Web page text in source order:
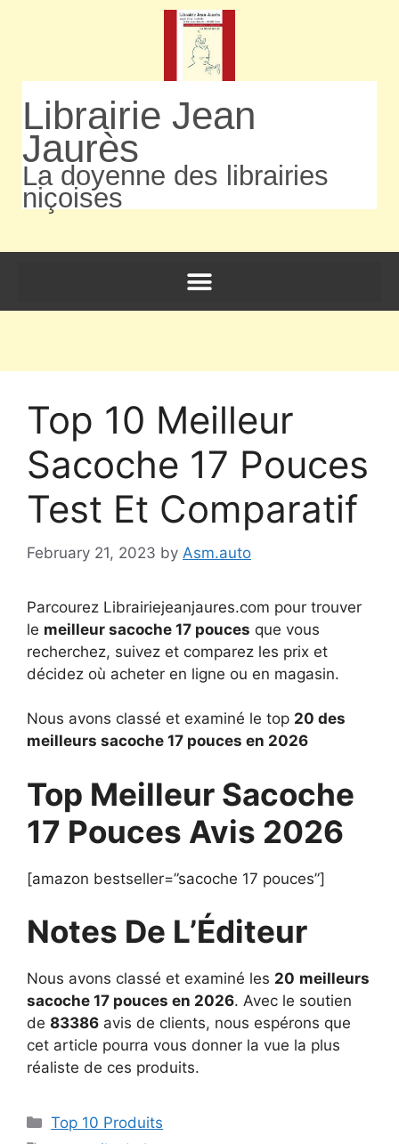
Librairie Jean
Jaurès
La doyenne des librairies
niçoises
Top 10 Meilleur
Sacoche 17 Pouces
Test Et Comparatif
February 21, 2023 by Asm.auto
Parcourez Librairiejeanjaures.com pour trouver
le meilleur sacoche 17 pouces que vous
recherchez, suivez et comparez les prix et
décidez où acheter en ligne ou en magasin.
Nous avons classé et examiné le top 20 des
meilleurs sacoche 17 pouces en 2026
Top Meilleur Sacoche
17 Pouces Avis 2026
[amazon bestseller=”sacoche 17 pouces”]
Notes De L’Éditeur
Nous avons classé et examiné les 20 meilleurs
sacoche 17 pouces en 2026. Avec le soutien
de 83386 avis de clients, nous espérons que
cet article pourra vous donner la vue la plus
réaliste de ces produits.
Top 10 Produits